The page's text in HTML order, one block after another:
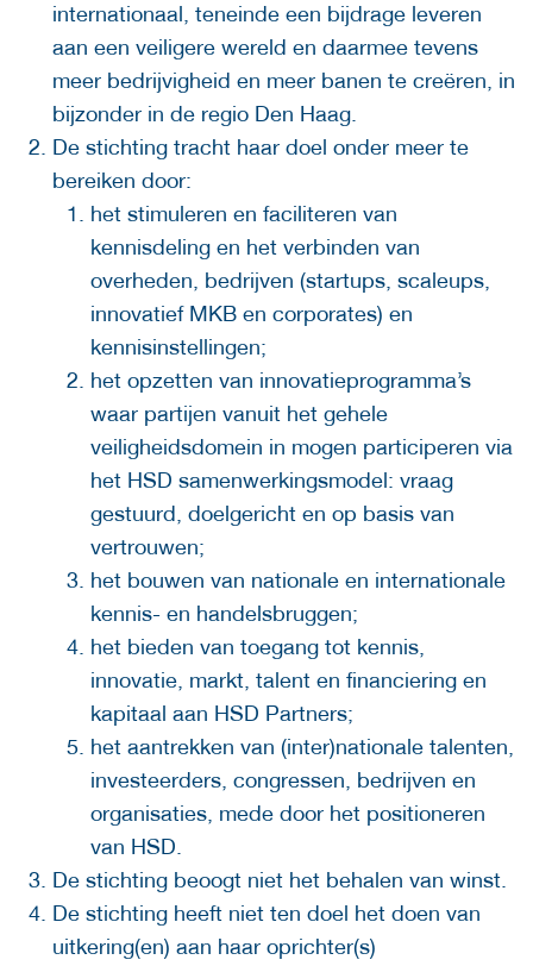
internationaal, teneinde een bijdrage leveren
aan een veiligere wereld en daarmee tevens
meer bedrijvigheid en meer banen te creëren, in
bijzonder in de regio Den Haag.
De stichting tracht haar doel onder meer te
bereiken door:
het stimuleren en faciliteren van
kennisdeling en het verbinden van
overheden, bedrijven (startups, scaleups,
innovatief MKB en corporates) en
kennisinstellingen;
het opzetten van innovatieprogramma’s
waar partijen vanuit het gehele
veiligheidsdomein in mogen participeren via
het HSD samenwerkingsmodel: vraag
gestuurd, doelgericht en op basis van
vertrouwen;
het bouwen van nationale en internationale
kennis- en handelsbruggen;
het bieden van toegang tot kennis,
innovatie, markt, talent en financiering en
kapitaal aan HSD Partners;
het aantrekken van (inter)nationale talenten,
investeerders, congressen, bedrijven en
organisaties, mede door het positioneren
van HSD.
De stichting beoogt niet het behalen van winst.
De stichting heeft niet ten doel het doen van
uitkering(en) aan haar oprichter(s)